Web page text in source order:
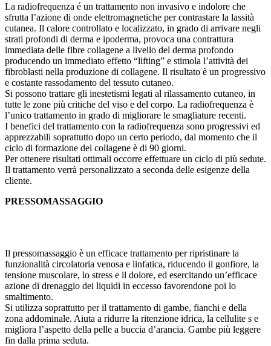
La radiofrequenza é un trattamento non invasivo e indolore che
sfrutta l’azione di onde elettromagnetiche per contrastare la lassità
cutanea. Il calore controllato e localizzato, in grado di arrivare negli
strati profondi di derma e ipoderma, provoca una contrattura
immediata delle fibre collagene a livello del derma profondo
producendo un immediato effetto “lifting” e stimola l’attività dei
fibroblasti nella produzione di collagene. Il risultato è un progressivo
e costante rassodamento del tessuto cutaneo.
Si possono trattare gli inestetismi legati al rilassamento cutaneo, in
tutte le zone più critiche del viso e del corpo. La radiofrequenza è
l’unico trattamento in grado di migliorare le smagliature recenti.
I benefici del trattamento con la radiofrequenza sono progressivi ed
apprezzabili soprattutto dopo un certo periodo, dal momento che il
ciclo di formazione del collagene è di 90 giorni.
Per ottenere risultati ottimali occorre effettuare un ciclo di più sedute.
Il trattamento verrà personalizzato a seconda delle esigenze della
cliente.
PRESSOMASSAGGIO
Il pressomassaggio è un efficace trattamento per ripristinare la
funzionalità circolatoria venosa e linfatica, riducendo il gonfiore, la
tensione muscolare, lo stress e il dolore, ed esercitando un’efficace
azione di drenaggio dei liquidi in eccesso favorendone poi lo
smaltimento.
Si utilizza soprattutto per il trattamento di gambe, fianchi e della
zona addominale. Aiuta a ridurre la ritenzione idrica, la cellulite s e
migliora l’aspetto della pelle a buccia d’arancia. Gambe più leggere
fin dalla prima seduta.